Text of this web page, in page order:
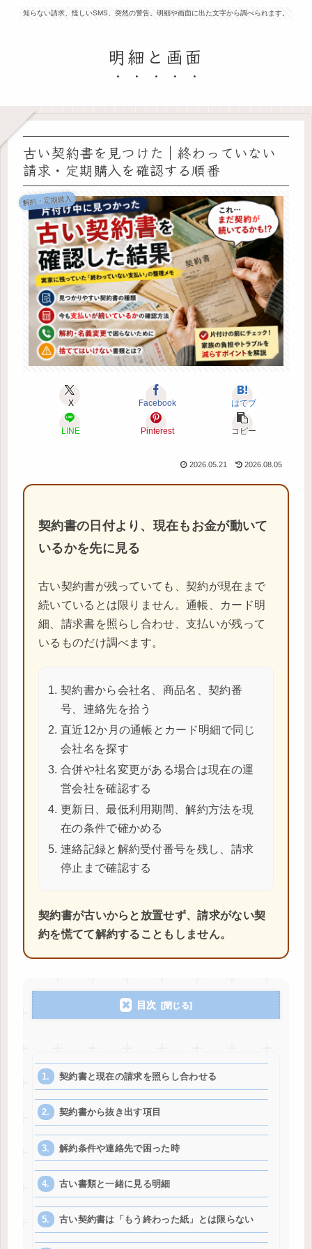
知らない請求、怪しいSMS、突然の警告。明細や画面に出た文字から調べられます。
明細と画面
古い契約書を見つけた｜終わっていない
請求・定期購入を確認する順番
解約・定期購入
X Facebook はてブ
LINE Pinterest コピー
2026.05.21 2026.08.05
契約書の日付より、現在もお金が動いて
いるかを先に見る
古い契約書が残っていても、契約が現在まで
続いているとは限りません。通帳、カード明
細、請求書を照らし合わせ、支払いが残って
いるものだけ調べます。
契約書から会社名、商品名、契約番
号、連絡先を拾う
直近12か月の通帳とカード明細で同じ
会社名を探す
合併や社名変更がある場合は現在の運
営会社を確認する
更新日、最低利用期間、解約方法を現
在の条件で確かめる
連絡記録と解約受付番号を残し、請求
停止まで確認する
契約書が古いからと放置せず、請求がない契
約を慌てて解約することもしません。
目次
契約書と現在の請求を照らし合わせる
契約書から抜き出す項目
解約条件や連絡先で困った時
古い書類と一緒に見る明細
古い契約書は「もう終わった紙」とは限らない